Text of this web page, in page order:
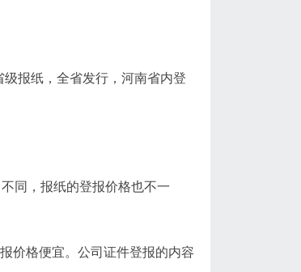
级报纸，全省发行，河南省内登
同，报纸的登报价格也不一
价格便宜。公司证件登报的内容